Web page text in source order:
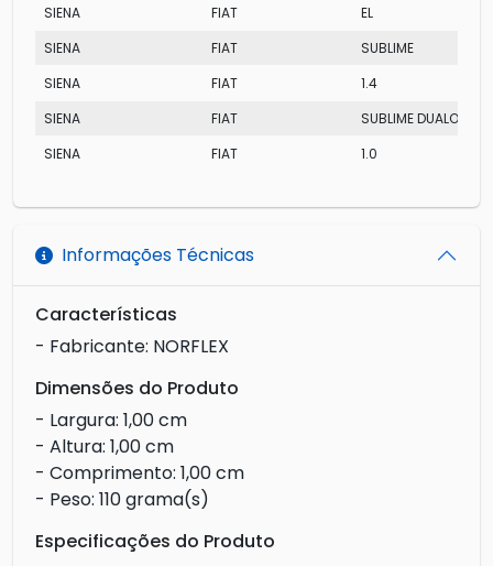
SIENA
FIAT
EL
SIENA
FIAT
SUBLIME
SIENA
FIAT
1.4
SIENA
FIAT
SUBLIME DUALOGIC
SIENA
FIAT 1.0
Informações Técnicas
Características
- Fabricante: NORFLEX
Dimensões do Produto
- Largura: 1,00 cm
- Altura: 1,00 cm
- Comprimento: 1,00 cm
- Peso: 110 grama(s)
Especificações do Produto